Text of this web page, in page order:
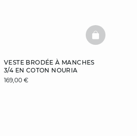
VESTE BRODÉE À MANCHES
3/4 EN COTON NOURIA
169,00 €
BASKETFULL